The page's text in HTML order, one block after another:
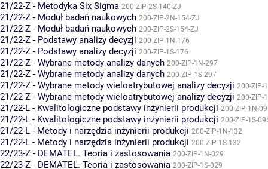
21/22-Z - Metodyka Six Sigma 200-ZIP-2S-140-ZJ
21/22-Z - Moduł badań naukowych 200-ZIP-2N-154-ZJ
21/22-Z - Moduł badań naukowych 200-ZIP-2S-154-ZJ
21/22-Z - Podstawy analizy decyzji 200-ZIP-1N-176
21/22-Z - Podstawy analizy decyzji 200-ZIP-1S-176
21/22-Z - Wybrane metody analizy danych 200-ZIP-1N-297
21/22-Z - Wybrane metody analizy danych 200-ZIP-1S-297
21/22-Z - Wybrane metody wieloatrybutowej analizy decyzji 200-ZIP-
21/22-Z - Wybrane metody wieloatrybutowej analizy decyzji 200-ZIP-
21/22-L - Kwalitologiczne podstawy inżynierii produkcji 200-ZIP-1N-
21/22-L - Kwalitologiczne podstawy inżynierii produkcji 200-ZIP-1S-
21/22-L - Metody i narzędzia inżynierii produkcji 200-ZIP-1N-132
21/22-L - Metody i narzędzia inżynierii produkcji 200-ZIP-1S-132
22/23-Z - DEMATEL. Teoria i zastosowania 200-ZIP-1N-029
22/23-Z - DEMATEL. Teoria i zastosowania 200-ZIP-1S-029